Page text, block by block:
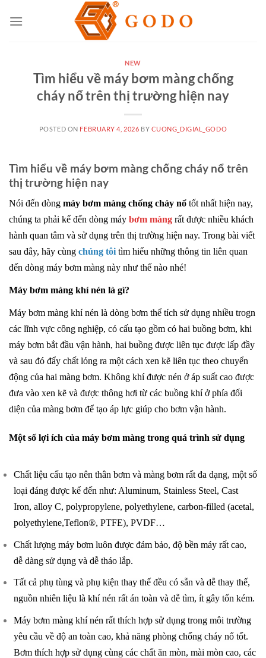
NEW
Tìm hiểu về máy bơm màng chống
cháy nổ trên thị trường hiện nay
POSTED ON FEBRUARY 4, 2026 BY CUONG_DIGIAL_GODO
Tìm hiểu về máy bơm màng chống cháy nổ trên
thị trường hiện nay
Nói đến dòng máy bơm màng chống cháy nổ tốt nhất hiện nay,
chúng ta phải kể đến dòng máy bơm màng rất được nhiều khách
hành quan tâm và sử dụng trên thị trường hiện nay. Trong bài viết
sau đây, hãy cùng chúng tôi tìm hiểu những thông tin liên quan
đến dòng máy bơm màng này như thế nào nhé!
Máy bơm màng khí nén là gì?
Máy bơm màng khí nén là dòng bơm thể tích sử dụng nhiều trogn
các lĩnh vực công nghiệp, có cấu tạo gồm có hai buồng bơm, khi
máy bơm bắt đầu vận hành, hai buồng được liên tục được lấp đầy
và sau đó đẩy chất lỏng ra một cách xen kẽ liên tục theo chuyển
động của hai màng bơm. Không khí được nén ở áp suất cao được
đưa vào xen kẽ và được thông hơi từ các buồng khí ở phía đối
diện của màng bơm để tạo áp lực giúp cho bơm vận hành.
Một số lợi ích của máy bơm màng trong quá trình sử dụng
Chất liệu cấu tạo nên thân bơm và màng bơm rất đa dạng, một số
loại đáng được kể đến như: Aluminum, Stainless Steel, Cast
Iron, alloy C, polypropylene, polyethylene, carbon-filled (acetal,
polyethylene,Teflon®, PTFE), PVDF…
Chất lượng máy bơm luôn được đảm bảo, độ bền máy rất cao,
dễ dàng sử dụng và dễ tháo lắp.
Tất cả phụ tùng và phụ kiện thay thế đều có sẵn và dễ thay thế,
nguồn nhiên liệu là khí nén rất án toàn và dễ tìm, ít gây tốn kém.
Máy bơm màng khí nén rất thích hợp sử dụng trong môi trường
yêu cầu về độ an toàn cao, khả năng phòng chống cháy nổ tốt.
Bơm thích hợp sử dụng cùng các chất ăn mòn, mài mòn cao, các